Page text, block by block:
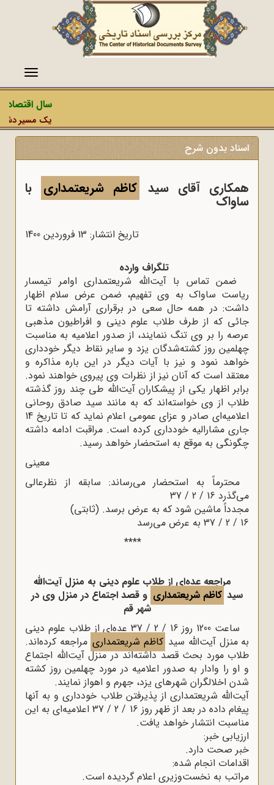
منو
سال اقتصاد
یک مسیر
اسناد بدون شرح
همکاری آقای سید کاظم شریعتمداری با
ساواک
تاریخ انتشار: 13 فروردين 1400
تلگراف وارده
ضمن تماس با آیت‌الله شریعتمداری اوامر تیمسار
ریاست ساواک به وی تفهیم، ضمن عرض سلام اظهار
داشت: در همه حال سعی در برقراری آرامش داشته تا
جائی که از طرف طلاب علوم دینی و افراطیون مذهبی
عرصه را بر وی تنگ ننمایند، از صدور اعلامیه به مناسبت
چهلمین روز کشته‌شدگان یزد و سایر نقاط دیگر خودداری
خواهد نمود و نیز با آیات دیگر در این ‌باره مذاکره و
معتقد است که آنان نیز از نظرات وی پیروی خواهند نمود.
برابر اظهار یکی از پیشکاران آیت‌الله طی چند روز گذشته
طلاب از وی خواسته‌اند که به مانند سید صادق روحانی
اعلامیه‌ای صادر و عزای عمومی اعلام نماید که تا تاریخ 14
جاری مشارالیه خودداری کرده است. مراقبت ادامه داشته
چگونگی به‌ موقع به استحضار خواهد رسید.
معینی
محترماً به استحضار می‌رساند: سابقه از نظرعالی
می‌گذرد 16 / 2 / 37
مجدداً ماشین شود که به عرض برسد. (ثابتی)
16 / 2 / 37 به عرض می‌رسد
****
مراجعه عده‌ای از طلاب علوم دینی به منزل آیت‌الله
سید کاظم شریعتمداری و قصد اجتماع در منزل وی در
شهر قم
ساعت 1200 روز 16 / 2 / 37 عده‌ای از طلاب علوم دینی
به منزل آیت‌الله سید کاظم شریعتمداری مراجعه کرده‌اند.
طلاب مورد بحث قصد داشته‌اند در منزل آیت‌الله اجتماع
و او را وادار به صدور اعلامیه در مورد چهلمین روز کشته
شدن اخلالگران شهرهای یزد، جهرم و اهواز نمایند.
آیت‌الله شریعتمداری از پذیرفتن طلاب خودداری و به آنها
پیغام داده در بعد از ظهر روز 16 / 2 / 37 اعلامیه‌ای به این
مناسبت انتشار خواهد یافت.
ارزیابی خبر:
خبر صحت دارد.
اقدامات انجام شده:
مراتب به نخست‌وزیری اعلام گردیده است.